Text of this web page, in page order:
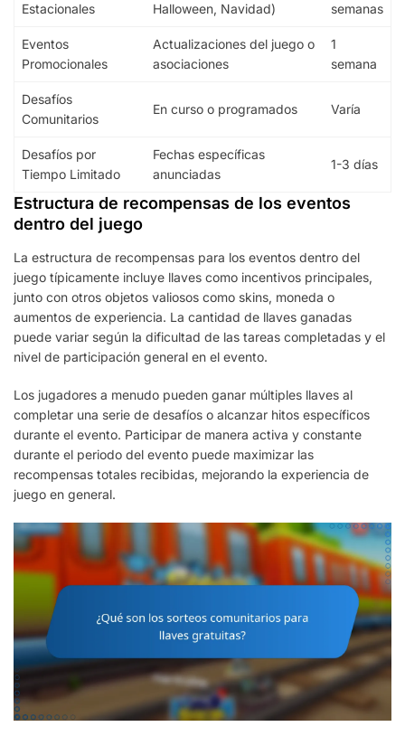
Estacionales
Halloween, Navidad)
semanas
Eventos
Promocionales
Actualizaciones del juego o
asociaciones
1
semana
Desafíos
Comunitarios
En curso o programados Varía
Desafíos por
Tiempo Limitado
Fechas específicas
anunciadas
1-3 días
Estructura de recompensas de los eventos
dentro del juego
La estructura de recompensas para los eventos dentro del
juego típicamente incluye llaves como incentivos principales,
junto con otros objetos valiosos como skins, moneda o
aumentos de experiencia. La cantidad de llaves ganadas
puede variar según la dificultad de las tareas completadas y el
nivel de participación general en el evento.
Los jugadores a menudo pueden ganar múltiples llaves al
completar una serie de desafíos o alcanzar hitos específicos
durante el evento. Participar de manera activa y constante
durante el periodo del evento puede maximizar las
recompensas totales recibidas, mejorando la experiencia de
juego en general.